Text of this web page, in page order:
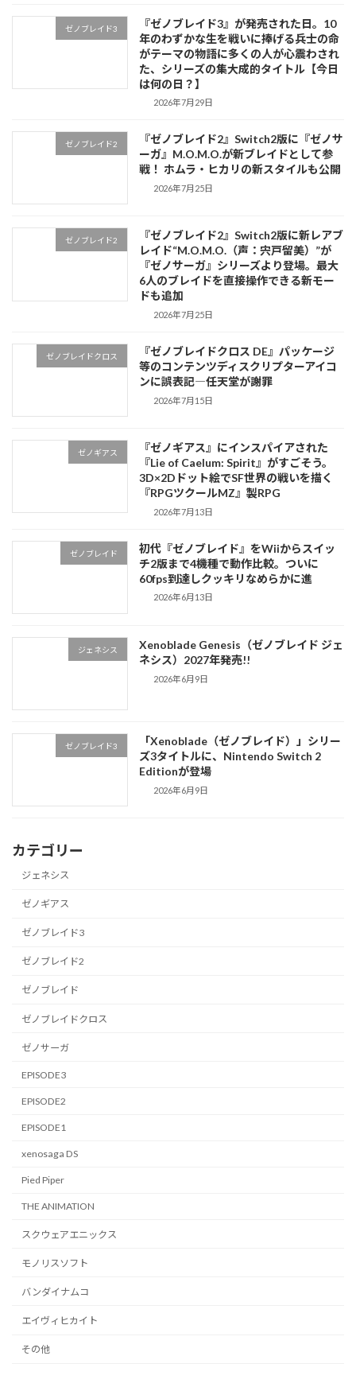
ゼノブレイド3
『ゼノブレイド3』が発売された日。10
年のわずかな生を戦いに捧げる兵士の命
がテーマの物語に多くの人が心震わされ
た、シリーズの集大成的タイトル【今日
は何の日？】
2026年7月29日
ゼノブレイド2
『ゼノブレイド2』Switch2版に『ゼノサ
ーガ』M.O.M.O.が新ブレイドとして参
戦！ ホムラ・ヒカリの新スタイルも公開
2026年7月25日
ゼノブレイド2
『ゼノブレイド2』Switch2版に新レアブ
レイド“M.O.M.O.（声：宍戸留美）”が
『ゼノサーガ』シリーズより登場。最大
6人のブレイドを直接操作できる新モー
ドも追加
2026年7月25日
ゼノブレイドクロス
『ゼノブレイドクロス DE』パッケージ
等のコンテンツディスクリプターアイコ
ンに誤表記―任天堂が謝罪
2026年7月15日
ゼノギアス
『ゼノギアス』にインスパイアされた
『Lie of Caelum: Spirit』がすごそう。
3D×2Dドット絵でSF世界の戦いを描く
『RPGツクールMZ』製RPG
2026年7月13日
ゼノブレイド
初代『ゼノブレイド』をWiiからスイッ
チ2版まで4機種で動作比較。ついに
60fps到達しクッキリなめらかに進
2026年6月13日
ジェネシス
Xenoblade Genesis（ゼノブレイド ジェ
ネシス）2027年発売!!
2026年6月9日
ゼノブレイド3
「Xenoblade（ゼノブレイド）」シリー
ズ3タイトルに、Nintendo Switch 2
Editionが登場
2026年6月9日
カテゴリー
ジェネシス
ゼノギアス
ゼノブレイド3
ゼノブレイド2
ゼノブレイド
ゼノブレイドクロス
ゼノサーガ
EPISODE3
EPISODE2
EPISODE1
xenosaga DS
Pied Piper
THE ANIMATION
スクウェアエニックス
モノリスソフト
バンダイナムコ
エイヴィヒカイト
その他